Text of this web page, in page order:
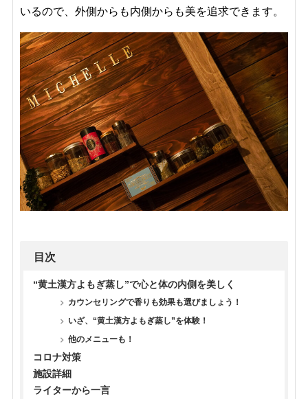
いるので、外側からも内側からも美を追求できます。
目次
“黄土漢方よもぎ蒸し”で心と体の内側を美しく
カウンセリングで香りも効果も選びましょう！
いざ、“黄土漢方よもぎ蒸し”を体験！
他のメニューも！
コロナ対策
施設詳細
ライターから一言